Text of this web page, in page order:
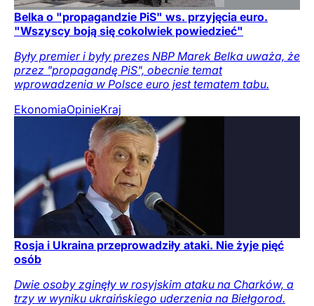
Belka o "propagandzie PiS" ws. przyjęcia euro.
"Wszyscy boją się cokolwiek powiedzieć"
Były premier i były prezes NBP Marek Belka uważa, że
przez "propagandę PiS", obecnie temat
wprowadzenia w Polsce euro jest tematem tabu.
EkonomiaOpinieKraj
Rosja i Ukraina przeprowadziły ataki. Nie żyje pięć
osób
Dwie osoby zginęły w rosyjskim ataku na Charków, a
trzy w wyniku ukraińskiego uderzenia na Biełgorod.